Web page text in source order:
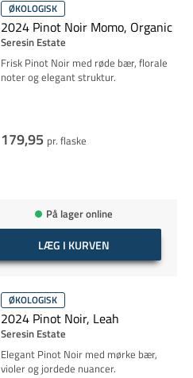
ØKOLOGISK
2024 Pinot Noir Momo, Organic
Seresin Estate
Frisk Pinot Noir med røde bær, florale
noter og elegant struktur.
179,95 pr. flaske
På lager online
LÆG I KURVEN
ØKOLOGISK
2024 Pinot Noir, Leah
Seresin Estate
Elegant Pinot Noir med mørke bær,
violer og jordede nuancer.